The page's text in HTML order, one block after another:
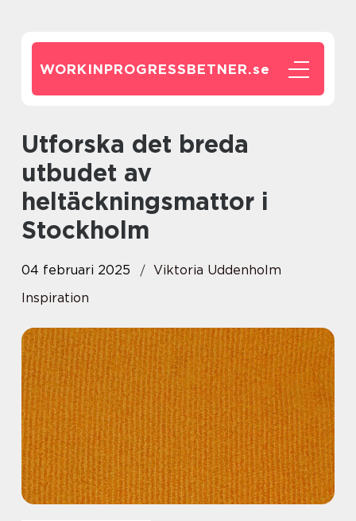
WORKINPROGRESSBETNER.se
Utforska det breda
utbudet av
heltäckningsmattor i
Stockholm
04 februari 2025
Viktoria Uddenholm
Inspiration